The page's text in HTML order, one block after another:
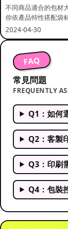
不同商品適合的包材
你依產品特性搭配袋
更安全。
2024-04-30
FAQ
常見問題
FREQUENTLY
Q1：如何
Q2：客製
Q3：印刷
Q4：包裝